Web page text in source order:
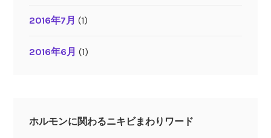
2016年7月 (1)
2016年6月 (1)
ホルモンに関わるニキビまわりワード